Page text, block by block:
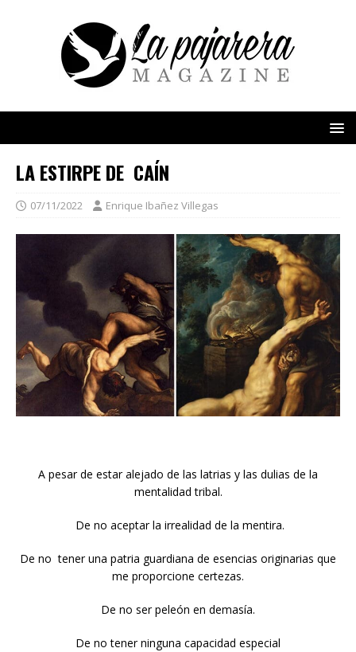
LA ESTIRPE DE CAÍN
07/11/2022 Enrique Ibañez Villegas
A pesar de estar alejado de las latrias y las dulias de la
mentalidad tribal.
De no aceptar la irrealidad de la mentira.
De no tener una patria guardiana de esencias originarias que
me proporcione certezas.
De no ser peleón en demasía.
De no tener ninguna capacidad especial